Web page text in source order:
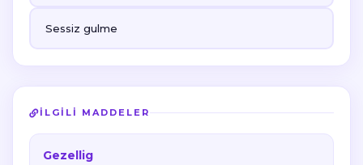
Sessiz gulme
İLGILI MADDELER
Gezellig